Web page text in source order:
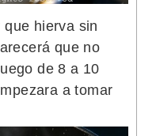
hierva sin
que no
de 8 a 10
a tomar